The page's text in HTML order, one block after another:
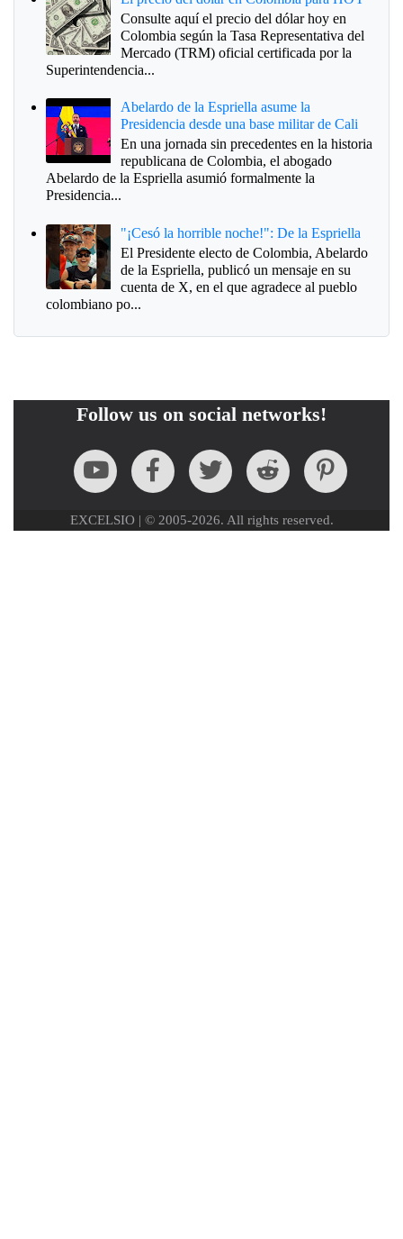
Consulte aquí el precio del dólar hoy en
Colombia según la Tasa Representativa del
Mercado (TRM) oficial certificada por la
Superintendencia...
Abelardo de la Espriella asume la
Presidencia desde una base militar de Cali
En una jornada sin precedentes en la historia
republicana de Colombia, el abogado
Abelardo de la Espriella asumió formalmente la
Presidencia...
"¡Cesó la horrible noche!": De la Espriella
El Presidente electo de Colombia, Abelardo
de la Espriella, publicó un mensaje en su
cuenta de X, en el que agradece al pueblo
colombiano po...
Follow us on social networks!
EXCELSIO | © 2005-2026. All rights reserved.